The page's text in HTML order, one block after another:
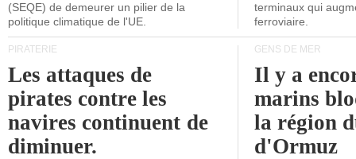
(SEQE) de demeurer un pilier de la
politique climatique de l'UE.
terminaux qui
ferroviaire.
PIRATERIE
Les attaques de
pirates contre les
navires continuent de
diminuer.
GENS DE MER
Il y a
marins
la région
d'Ormuz